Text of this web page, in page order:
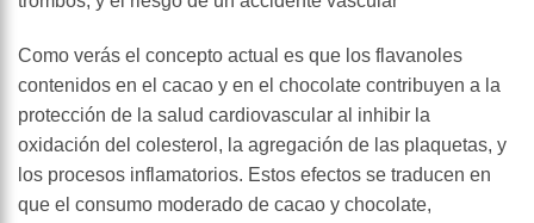
Como verás el concepto actual es que los flavanoles
contenidos en el cacao y en el chocolate contribuyen a la
protección de la salud cardiovascular al inhibir la
oxidación del colesterol, la agregación de las plaquetas, y
los procesos inflamatorios. Estos efectos se traducen en
que el consumo moderado de cacao y chocolate,